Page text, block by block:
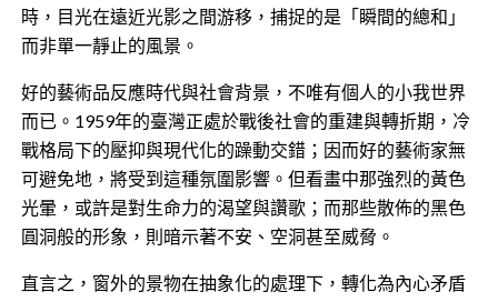
時，目光在遠近光影之間游移，捕捉的是「瞬間的總和」
而非單一靜止的風景。
好的藝術品反應時代與社會背景，不唯有個人的小我世界
而已。1959年的臺灣正處於戰後社會的重建與轉折期，冷
戰格局下的壓抑與現代化的躁動交錯；因而好的藝術家無
可避免地，將受到這種氛圍影響。但看畫中那強烈的黃色
光暈，或許是對生命力的渴望與讚歌；而那些散佈的黑色
圓洞般的形象，則暗示著不安、空洞甚至威脅。
直言之，窗外的景物在抽象化的處理下，轉化為內心矛盾